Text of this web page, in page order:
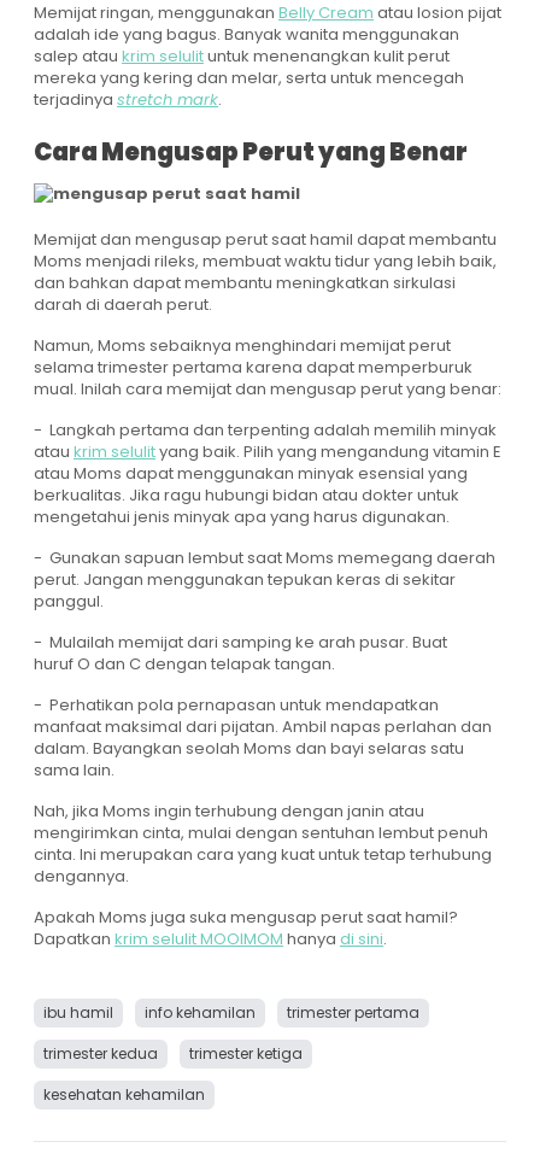
Memijat ringan, menggunakan Belly Cream atau losion pijat
adalah ide yang bagus. Banyak wanita menggunakan
salep atau krim selulituntuk menenangkan kulit perut
mereka yang kering dan melar, serta untuk mencegah
terjadinya stretch mark.
Cara Mengusap Perut yang Benar
Memijat dan mengusap perut saat hamil dapat membantu
Moms menjadi rileks, membuat waktu tidur yang lebih baik,
dan bahkan dapat membantu meningkatkan sirkulasi
darah di daerah perut.
Namun, Moms sebaiknya menghindari memijat perut
selama trimester pertama karena dapat memperburuk
mual. Inilah cara memijat dan mengusap perut yang benar:
- Langkah pertama dan terpenting adalah memilih minyak
atau krim selulityang baik. Pilih yang mengandung vitamin E
atau Moms dapat menggunakan minyak esensial yang
berkualitas. Jika ragu hubungi bidan atau dokter untuk
mengetahui jenis minyak apa yang harus digunakan.
- Gunakan sapuan lembut saat Moms memegang daerah
perut. Jangan menggunakan tepukan keras di sekitar
panggul.
- Mulailah memijat dari samping ke arah pusar. Buat
huruf O dan C dengan telapak tangan.
- Perhatikan pola pernapasan untuk mendapatkan
manfaat maksimal dari pijatan. Ambil napas perlahan dan
dalam. Bayangkan seolah Moms dan bayi selaras satu
sama lain.
Nah, jika Moms ingin terhubung dengan janin atau
mengirimkan cinta, mulai dengan sentuhan lembut penuh
cinta. Ini merupakan cara yang kuat untuk tetap terhubung
dengannya.
Apakah Moms juga suka mengusap perut saat hamil?
Dapatkan krim selulit MOOIMOM hanya di sini.
ibu hamil info kehamilan
trimester pertama
trimester kedua
trimester ketiga
kesehatan kehamilan